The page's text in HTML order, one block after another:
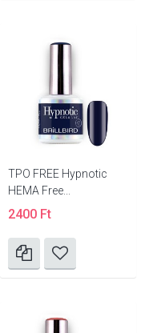
TPO FREE Hypnotic
HEMA Free...
2400 Ft